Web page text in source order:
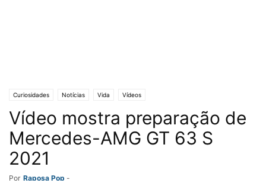
Curiosidades Notícias Vida Vídeos
Vídeo mostra preparação de
Mercedes-AMG GT 63 S
2021
Por Raposa Pop -